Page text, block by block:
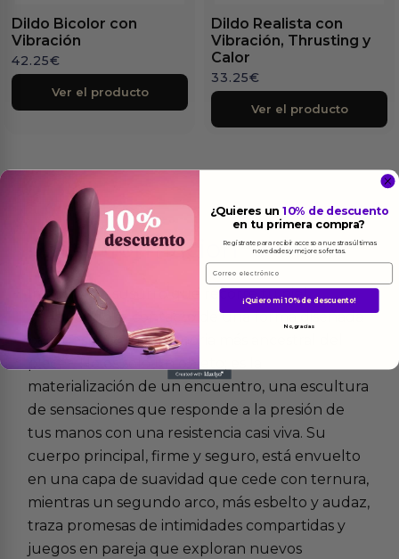
Dildo Bicolor con
Vibración
42.25€
Ver el producto
Dildo Realista con
Vibración, Thrusting y
Calor
33.25€
Ver el producto
Másinformacion
Imagina un susurro que recorre tu piel,
anticipando el contacto de una forma diseñada
para despertar la memoria más ancestral del
placer. No es solo un objeto; es la
materialización de un encuentro, una escultura
de sensaciones que responde a la presión de
tus manos con una resistencia casi viva. Su
cuerpo principal, firme y seguro, está envuelto
en una capa de suavidad que cede con ternura,
mientras un segundo arco, más esbelto y audaz,
traza promesas de intimidades compartidas y
juegos en pareja que exploran nuevos
¿Quieres un10% de descuento
en tu primera compra?
Regístrate para recibir acceso a nuestras últimas
novedades y mejores ofertas.
Email
¡Quiero mi 10% de descuento!
No, gracias